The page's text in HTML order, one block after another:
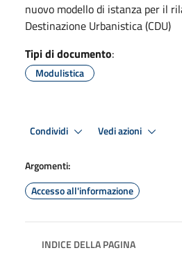
nuovo modello di istanza per il
Destinazione Urbanistica (CDU)
Tipi di documento:
Modulistica
Condividi Vedi azioni
Argomenti:
Accesso all'informazione
INDICE DELLA PAGINA